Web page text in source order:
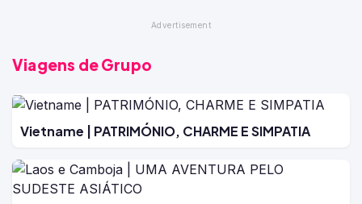
Viagens de Grupo
Vietname | PATRIMÓNIO, CHARME E SIMPATIA